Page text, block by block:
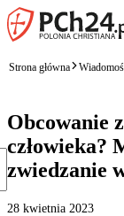
Strona główna
Obcowanie
człowieka?
zwiedzanie
28 kwietnia 2023